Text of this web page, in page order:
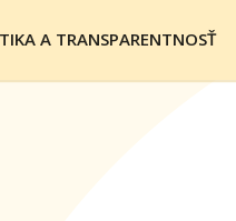
A TRANSPARENTNOSŤ